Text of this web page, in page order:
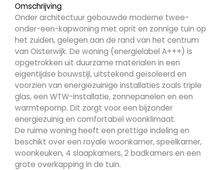
Omschrijving
Onder architectuur gebouwde moderne twee-
onder-een-kapwoning met oprit en zonnige tuin op
het zuiden, gelegen aan de rand van het centrum
van Oisterwijk. De woning (energielabel A+++) is
opgetrokken uit duurzame materialen in een
eigentijdse bouwstijl, uitstekend geïsoleerd en
voorzien van energiezuinige installaties zoals triple
glas, een WTW-installatie, zonnepanelen en een
warmtepomp. Dit zorgt voor een bijzonder
energiezuinig en comfortabel woonklimaat.
De ruime woning heeft een prettige indeling en
beschikt over een royale woonkamer, speelkamer,
woonkeuken, 4 slaapkamers, 2 badkamers en een
grote overkapping in de tuin.